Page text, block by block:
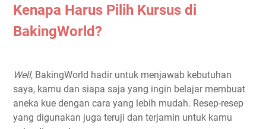
Kenapa Harus Pilih Kursus di
BakingWorld?
Well, BakingWorld hadir untuk menjawab kebutuhan
saya, kamu dan siapa saja yang ingin belajar membuat
aneka kue dengan cara yang lebih mudah. Resep-resep
yang digunakan juga teruji dan terjamin untuk kamu